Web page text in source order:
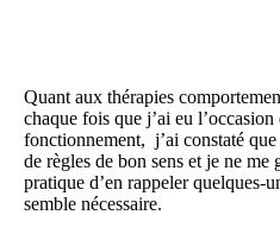
Quant aux thérapies
chaque fois que j’ai eu
fonctionnement, j’ai constaté
de règles de bon sens et je ne me
pratique d’en rappeler quelques-
semble nécessaire.